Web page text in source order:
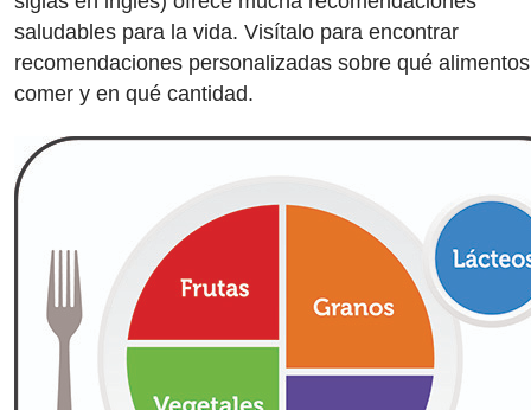
saludables para la vida. Visítalo para encontrar
recomendaciones personalizadas sobre qué alimentos
comer y en qué cantidad.